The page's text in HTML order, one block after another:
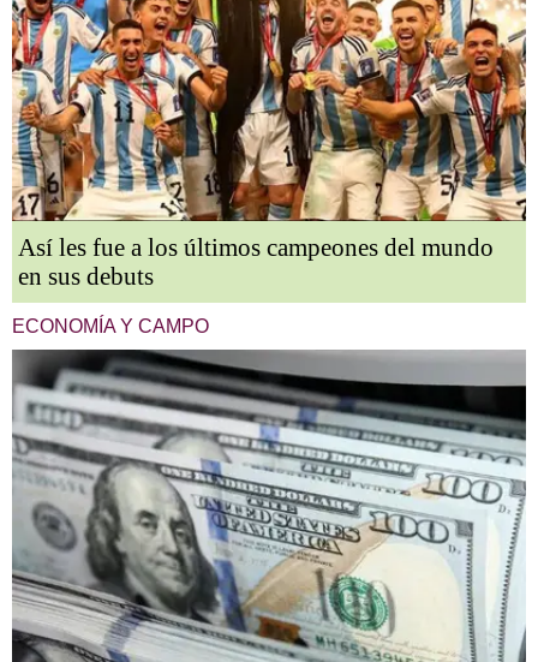
Así les fue a los últimos campeones del mundo
en sus debuts
ECONOMÍA Y CAMPO